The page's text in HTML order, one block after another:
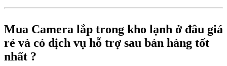
Mua Camera lắp trong kho lạnh ở đâu giá
rẻ và có dịch vụ hỗ trợ sau bán hàng tốt
nhất ?